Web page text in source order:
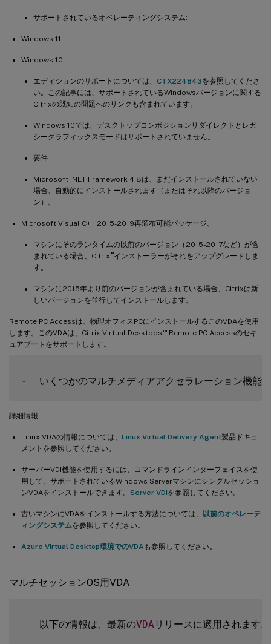
サポートされているオペレーティングシステム:
Windows 11
Windows 10
エディションのサポートについては、 CTX224843を参照してくださ
い。この記事には、サポートされているWindowsバージョンに関する
Citrixの既知の問題へのリンクも含まれています。
Windows 10では、デスクトップコンポジションリダイレクトとレガ
シーグラフィックスモードはサポートされていません。
要件:
Microsoft .NET Framework 4.8は、まだインストールされていない
場合、自動的にインストールされます（またはそれ以降のバージョ
ン）。
Microsoft Visual C++ 2015-2019再頒布可能パッケージ。
マシンにそのランタイムの以前のバージョン（2015-2017など）が含
まれている場合、Citrix ®インストーラーがそれをアップグレードしま
す。
マシンに2015年より前のバージョンが含まれている場合、Citrixは新
しいバージョンを並行してインストールします。
Remote PC Accessは、物理オフィスPCにインストールするこのVDAを使用
します。このVDAは、Citrix Virtual Desktops ™Remote PC Accessのセキ
ュアブートをサポートします。
-
  いくつかのマルチメディアアクセラレーション機能（
詳細情報:
Linux VDAの情報については、 Linux Virtual Delivery Agent製品ドキュ
メントを参照してください。
サーバーVDI機能を使用するには、コマンドラインインターフェイスを使
用して、サポートされているWindows Serverマシンにシングルセッショ
ンVDAをインストールできます。 Server VDIを参照してください。
古いマシンにVDAをインストールする方法については、
以前のオペレーテ
ィングシステムを参照してください。
Azure Virtual Desktop環境でのVDA も参照してください。
マルチセッションOS用VDA
-
  以下の情報は、最新の
VDA